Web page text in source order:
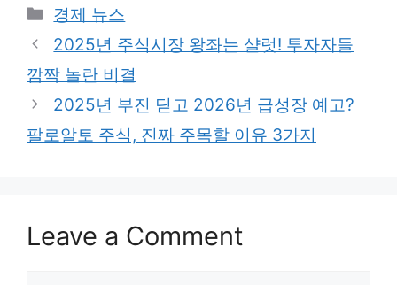
Categories
경제 뉴스
2025년 주식시장 왕좌는 샬럿! 투자자들
깜짝 놀란 비결
2025년 부진 딛고 2026년 급성장 예고?
팔로알토 주식, 진짜 주목할 이유 3가지
Leave a Comment